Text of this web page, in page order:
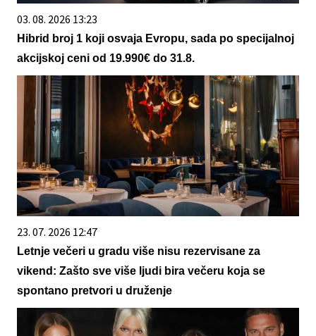
03. 08. 2026 13:23
Hibrid broj 1 koji osvaja Evropu, sada po specijalnoj
akcijskoj ceni od 19.990€ do 31.8.
23. 07. 2026 12:47
Letnje večeri u gradu više nisu rezervisane za
vikend: Zašto sve više ljudi bira večeru koja se
spontano pretvori u druženje